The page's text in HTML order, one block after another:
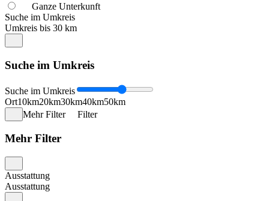
Ganze Unterkunft
Suche im Umkreis
Umkreis bis 30 km
Suche im Umkreis
Suche im Umkreis
Ort10km20km30km40km50km
Mehr Filter
Filter
Mehr Filter
Ausstattung
Ausstattung